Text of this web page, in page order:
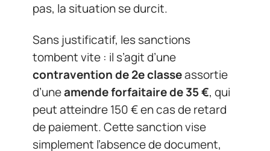
pas, la situation se durcit.
Sans justificatif, les sanctions
tombent vite : il s’agit d’une
contravention de 2e classeassortie
d’uneamende forfaitaire de 35 €, qui
peut atteindre 150 € en cas de retard
de paiement. Cette sanction vise
simplement l’absence de document,